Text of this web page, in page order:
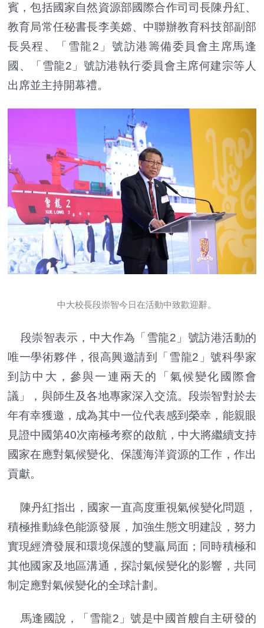
賓，包括國家自然資源部國際合作司司長陳丹紅、
教育局常任秘書長李美嫦、中聯辦教育科技部副部
長吳程、「雪龍2」號訪港籌備委員會主席馬逢
國、「雪龍2」號訪港執行委員會主席何建宗等人
出席並主持開幕禮。
中大校長段崇智今日在活動中致歡迎辭。
段崇智表示，中大作為「雪龍2」號訪港活動的
唯一學術夥伴，很高興邀請到「雪龍2」號科學家
到訪中大，參與一連兩天的「氣候變化國際會
議」，與師生及各地專家深入交流。段崇智對於去
年有幸獲邀，成為其中一位代表感到榮幸，能親眼
見證中國第40次南極考察的啟航，中大將繼續支持
國家在應對氣候變化、保護海洋資源的工作，作出
貢獻。
陳丹紅指出，國家一直高度重視氣候變化問題，
積極推動綠色能源發展，加強生態文明建設，努力
實現經濟發展和環境保護的雙贏局面；同時積極和
其他國家及地區溝通，探討氣候變化的影響，共同
制定應對氣候變化的全球計劃。
馬逢國說，「雪龍2」號是中國首艘自主研發的